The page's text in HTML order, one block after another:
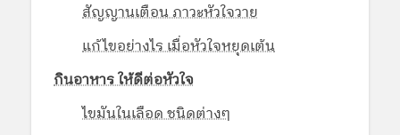
สัญญานเตือน ภาวะหัวใจวาย
แก้ไขอย่างไร เมื่อหัวใจหยุดเต้น
กินอาหาร ให้ดีต่อหัวใจ
ไขมันในเลือด ชนิดต่างๆ